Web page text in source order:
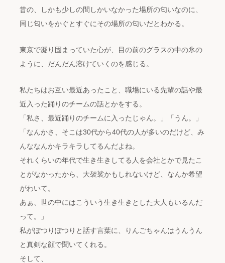
昔の、しかも少しの間しかいなかった場所の匂いなのに、
同じ匂いをかぐとすぐにその場所の匂いだとわかる。
東京で凝り固まっていた心が、目の前のグラスの中の氷の
ように、だんだん溶けていくのを感じる。
私たちはお互い最近あったこと、職場にいる先輩の話や最
近入った踊りのチームの話とかをする。
「私さ、最近踊りのチームに入ったじゃん。」「うん。」
「なんかさ、そこは30代から40代の人が多いのだけど、み
んななんかキラキラしてるんだよね。
それくらいの年代で生き生きしてる人を会社とかで見たこ
とがなかったから、大袈裟かもしれないけど、なんか希望
がわいて。
あぁ、世の中にはこういう生き生きとした大人もいるんだ
って。」
私がぽつりぽつりと話す言葉に、りんごちゃんはうんうん
と真剣な顔で聞いてくれる。
そして、